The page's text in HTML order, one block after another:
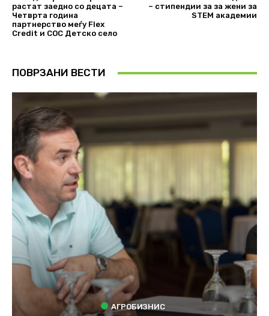
растат заедно со децата –
Четврта година
партнерство меѓу Flex
Credit и СОС Детско село
– стипендии за за жени за
STEM академии
ПОВРЗАНИ ВЕСТИ
АГРОБИЗНИС